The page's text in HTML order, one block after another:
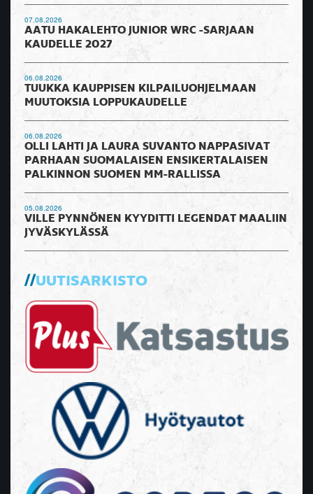
07.08.2026
AATU HAKALEHTO JUNIOR WRC -SARJAAN
KAUDELLE 2027
06.08.2026
TUUKKA KAUPPISEN KILPAILUOHJELMAAN
MUUTOKSIA LOPPUKAUDELLE
06.08.2026
OLLI LAHTI JA LAURA SUVANTO NAPPASIVAT
PARHAAN SUOMALAISEN ENSIKERTALAISEN
PALKINNON SUOMEN MM-RALLISSA
05.08.2026
VILLE PYNNÖNEN KYYDITTI LEGENDAT MAALIIN
JYVÄSKYLÄSSÄ
UUTISARKISTO